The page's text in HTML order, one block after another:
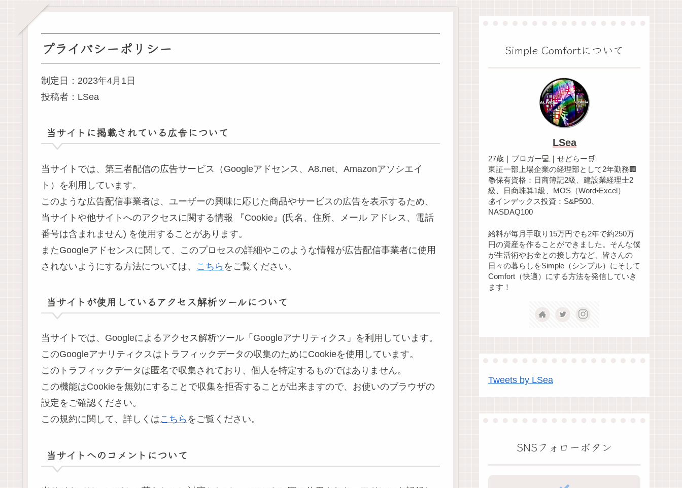
プライバシーポリシー
制定日：2023年4月1日
投稿者：LSea
当サイトに掲載されている広告について
当サイトでは、第三者配信の広告サービス（Googleアドセンス、A8.net、Amazonアソシエイ
ト）を利用しています。
このような広告配信事業者は、ユーザーの興味に応じた商品やサービスの広告を表示するため、
当サイトや他サイトへのアクセスに関する情報 『Cookie』(氏名、住所、メール アドレス、電話
番号は含まれません) を使用することがあります。
またGoogleアドセンスに関して、このプロセスの詳細やこのような情報が広告配信事業者に使用
されないようにする方法については、 こちら をご覧ください。
当サイトが使用しているアクセス解析ツールについて
当サイトでは、Googleによるアクセス解析ツール「Googleアナリティクス」を利用しています。
このGoogleアナリティクスはトラフィックデータの収集のためにCookieを使用しています。
このトラフィックデータは匿名で収集されており、個人を特定するものではありません。
この機能はCookieを無効にすることで収集を拒否することが出来ますので、お使いのブラウザの
設定をご確認ください。
この規約に関して、詳しくはこちら をご覧ください。
当サイトへのコメントについて
Simple Comfortについて
LSea
27歳｜ブロガー💻｜せどらー🛒
東証一部上場企業の経理部として2年勤務🏢
📚保有資格：日商簿記2級、建設業経理士2
級、日商珠算1級、MOS（Word•Excel）
💰インデックス投資：S&P500、
NASDAQ100
給料が毎月手取り15万円でも2年で約250万
円の資産を作ることができました。そんな僕
が生活術やお金との接し方など、皆さんの
日々の暮らしをSimple（シンプル）にそして
Comfort（快適）にする方法を発信していき
ます！
Tweets by LSea
SNSフォローボタン